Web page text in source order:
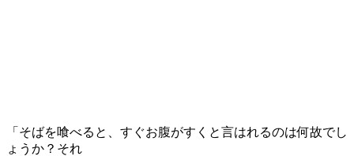
「そばを喰べると、すぐお腹がすくと言はれるのは何故でし
ょうか？それ